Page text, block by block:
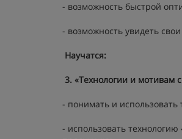
- возможность быстрой
- возможность увидеть
Научатся:
3. «Технологии и мотивам
- понимать и
- использовать